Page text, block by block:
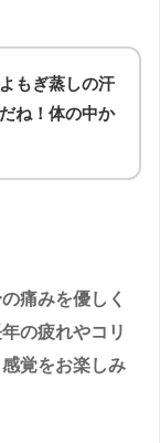
もぎ蒸しの汗
ね！体の中か
痛みを優しく
の疲れやコリ
覚をお楽しみ